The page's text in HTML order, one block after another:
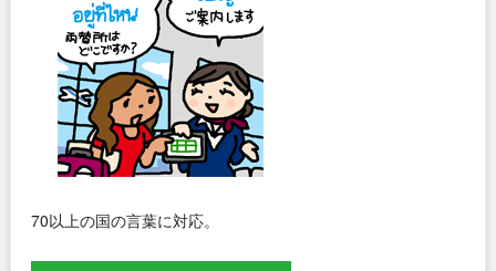
70以上の国の言葉に対応。